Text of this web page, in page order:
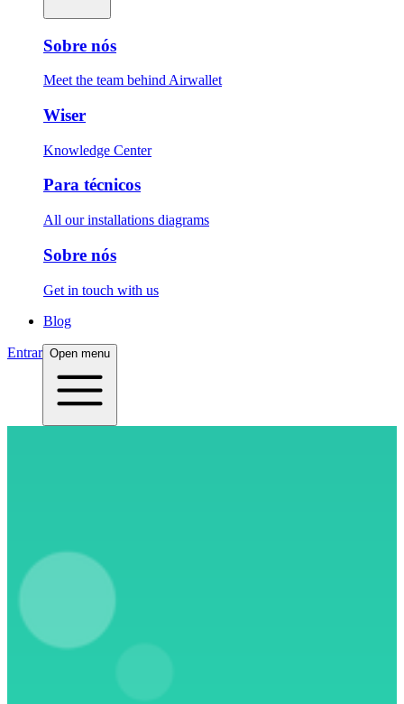
Sobre nós
Meet the team behind Airwallet
Wiser
Knowledge Center
Para técnicos
All our installations diagrams
Sobre nós
Get in touch with us
Blog
Entrar Open menu